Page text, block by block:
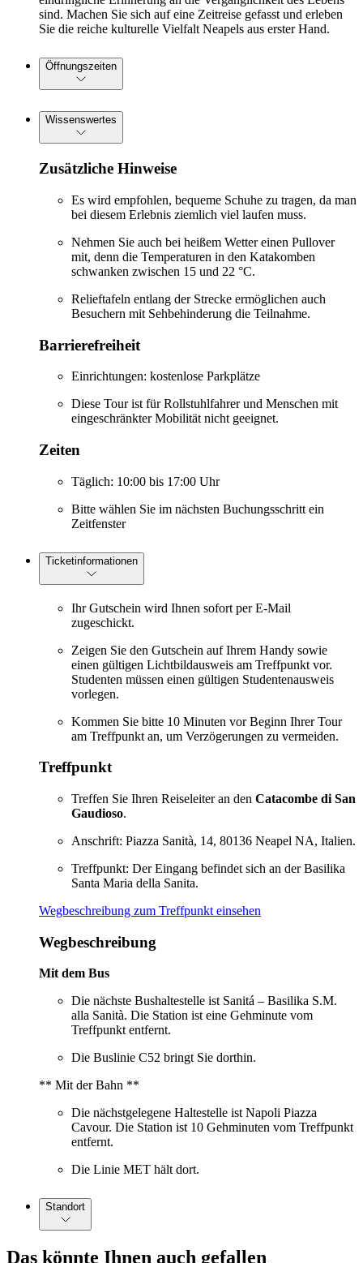
sind. Machen Sie sich auf eine Zeitreise gefasst und erleben
Sie die reiche kulturelle Vielfalt Neapels aus erster Hand.
Öffnungszeiten
Wissenswertes
Zusätzliche Hinweise
Es wird empfohlen, bequeme Schuhe zu tragen, da man
bei diesem Erlebnis ziemlich viel laufen muss.
Nehmen Sie auch bei heißem Wetter einen Pullover
mit, denn die Temperaturen in den Katakomben
schwanken zwischen 15 und 22 °C.
Relieftafeln entlang der Strecke ermöglichen auch
Besuchern mit Sehbehinderung die Teilnahme.
Barrierefreiheit
Einrichtungen: kostenlose Parkplätze
Diese Tour ist für Rollstuhlfahrer und Menschen mit
eingeschränkter Mobilität nicht geeignet.
Zeiten
Täglich: 10:00 bis 17:00 Uhr
Bitte wählen Sie im nächsten Buchungsschritt ein
Zeitfenster
Ticketinformationen
Ihr Gutschein wird Ihnen sofort per E-Mail
zugeschickt.
Zeigen Sie den Gutschein auf Ihrem Handy sowie
einen gültigen Lichtbildausweis am Treffpunkt vor.
Studenten müssen einen gültigen Studentenausweis
vorlegen.
Kommen Sie bitte 10 Minuten vor Beginn Ihrer Tour
am Treffpunkt an, um Verzögerungen zu vermeiden.
Treffpunkt
Treffen Sie Ihren Reiseleiter an den Catacombe di San
Gaudioso.
Anschrift: Piazza Sanità, 14, 80136 Neapel NA, Italien.
Treffpunkt: Der Eingang befindet sich an der Basilika
Santa Maria della Sanita.
Wegbeschreibung zum Treffpunkt einsehen
Wegbeschreibung
Mit dem Bus
Die nächste Bushaltestelle ist Sanitá – Basilika S.M.
alla Sanità. Die Station ist eine Gehminute vom
Treffpunkt entfernt.
Die Buslinie C52 bringt Sie dorthin.
** Mit der Bahn **
Die nächstgelegene Haltestelle ist Napoli Piazza
Cavour. Die Station ist 10 Gehminuten vom Treffpunkt
entfernt.
Die Linie MET hält dort.
Standort
Das könnte Ihnen auch gefallen